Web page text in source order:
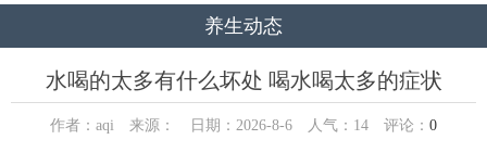
息
养生动态
水喝的太多有什么坏处 喝水喝太多的症状
作者：aqi 来源： 日期：2026-8-6 人气： 14 评论： 0